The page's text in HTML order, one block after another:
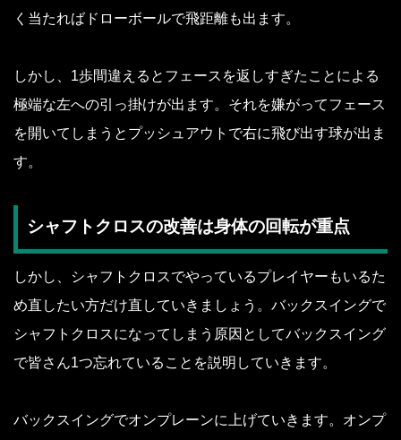
く当たればドローボールで飛距離も出ます。
しかし、1歩間違えるとフェースを返しすぎたことによる
極端な左への引っ掛けが出ます。それを嫌がってフェース
を開いてしまうとプッシュアウトで右に飛び出す球が出ま
す。
シャフトクロスの改善は身体の回転が重点
しかし、シャフトクロスでやっているプレイヤーもいるた
め直したい方だけ直していきましょう。バックスイングで
シャフトクロスになってしまう原因としてバックスイング
で皆さん1つ忘れていることを説明していきます。
バックスイングでオンプレーンに上げていきます。オンプ